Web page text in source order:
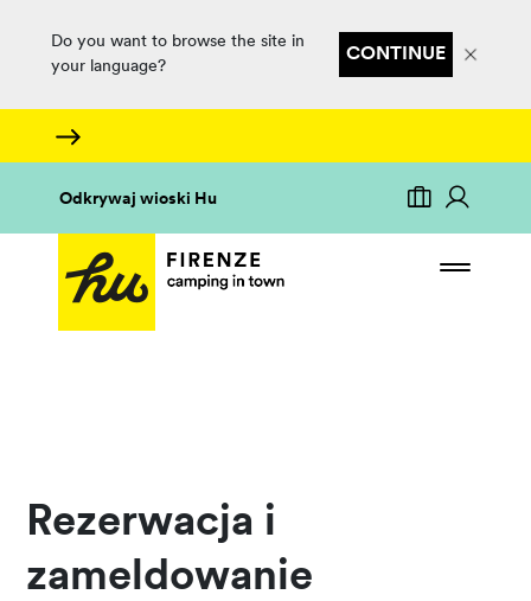
Do you want to browse the site in
your language?
CONTINUE
Odkrywaj wioski Hu
Rezerwacja i
zameldowanie